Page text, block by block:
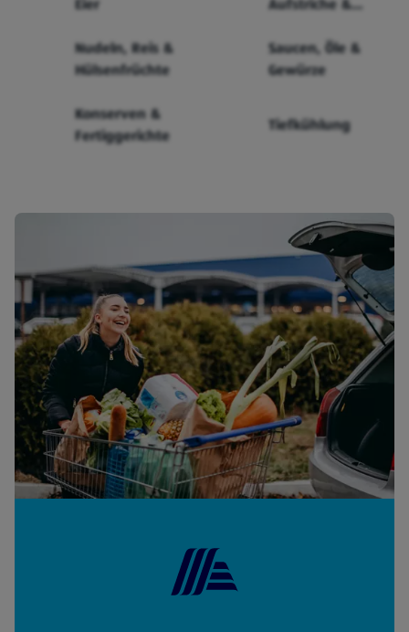
Nudeln, Reis &
Hülsenfrüchte
Saucen, Öle &
Gewürze
Konserven &
Fertiggerichte
Tiefkühlung